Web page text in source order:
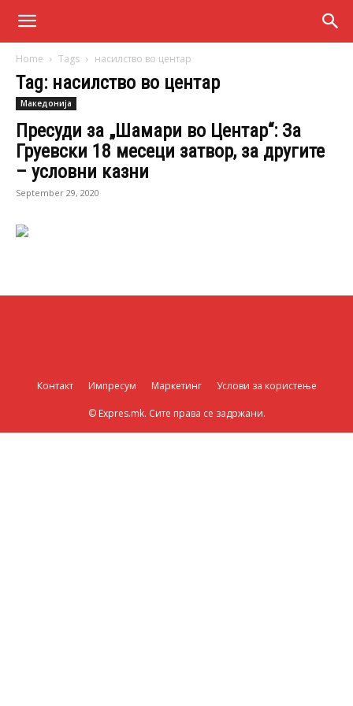
Home Tags насилство во центар
Tag: насилство во центар
Македонија
Пресуди за „Шамари во Центар“: За
Груевски 18 месеци затвор, за другите
– условни казни
September 29, 2020
Контакт Импресум Маркетинг Услови за користење
© Expres.mk. Сите права се задржани.